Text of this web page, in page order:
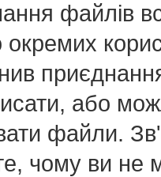
файлів
окремих
або
файли.
чому ви не